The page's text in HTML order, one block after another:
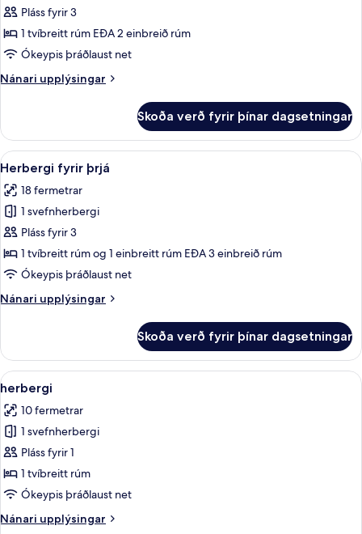
með
tvíbreiðu
rúmi
svalir
Pláss fyrir 3
1 tvíbreitt rúm EÐA 2 einbreið rúm
Ókeypis þráðlaust net
Nánari upplýsingar
Nánari
með
tvíbreiðu
rúmi
svalir
Skoða verð fyrir þínar dagsetningar
Skoða
allar
myndir
fyrir
Herbergi
fyrir
þrjá
Dúnsængur, öryggishólf í herbergi,
6
Herbergi fyrir þrjá
18 fermetrar
1 svefnherbergi
Pláss fyrir 3
1 tvíbreitt rúm og 1 einbreitt rúm EÐA 3 einbreið rúm
Ókeypis þráðlaust net
Nánari upplýsingar
Nánari
fyrir
þrjá
Skoða verð fyrir þínar dagsetningar
Skoða
allar
myndir
fyrir
herbergi
Dúnsængur, öryggishólf í herbergi,
6
herbergi
10 fermetrar
1 svefnherbergi
Pláss fyrir 1
1 tvíbreitt rúm
Ókeypis þráðlaust net
Nánari upplýsingar
Nánari